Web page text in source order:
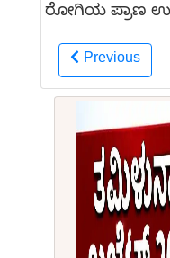
ರೋಗಿಯ ಪ್ರಾಣ
Previous